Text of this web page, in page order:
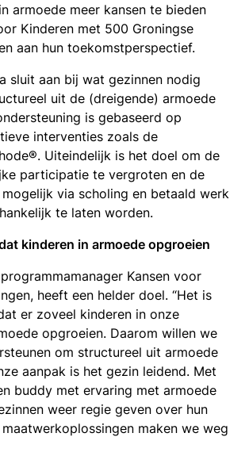
armoede meer kansen te bieden
Kinderen met 500 Groningse
aan hun toekomstperspectief.
sluit aan bij wat gezinnen nodig
uit de (dreigende) armoede
is gebaseerd op
interventies zoals de
Uiteindelijk is het doel om de
participatie te vergroten en de
via scholing en betaald werk
te laten worden.
kinderen in armoede opgroeien
Kansen voor
heeft een helder doel. “Het is
er zoveel kinderen in onze
opgroeien. Daarom willen we
om structureel uit armoede
aanpak is het gezin leidend. Met
buddy met ervaring met armoede
weer regie geven over hun
maken we weg